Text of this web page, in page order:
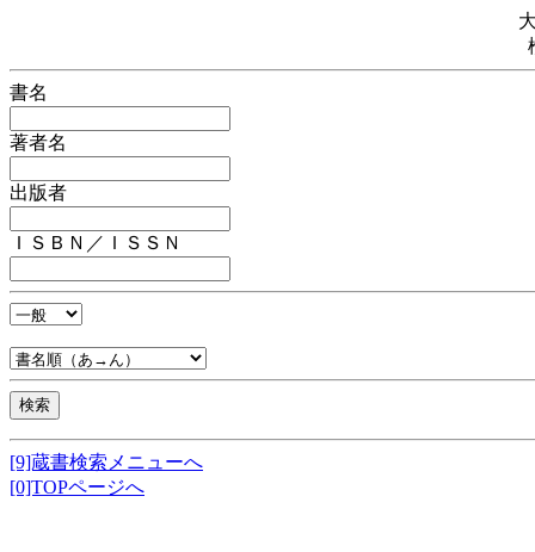
書名
著者名
出版者
ＩＳＢＮ／ＩＳＳＮ
[9]蔵書検索メニューへ
[0]TOPページへ